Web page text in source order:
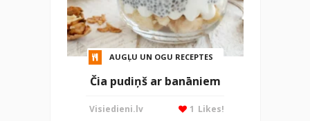
AUGĻU UN OGU RECEPTES
Čia pudiņš ar banāniem
Visiedieni.lv Likes!
1